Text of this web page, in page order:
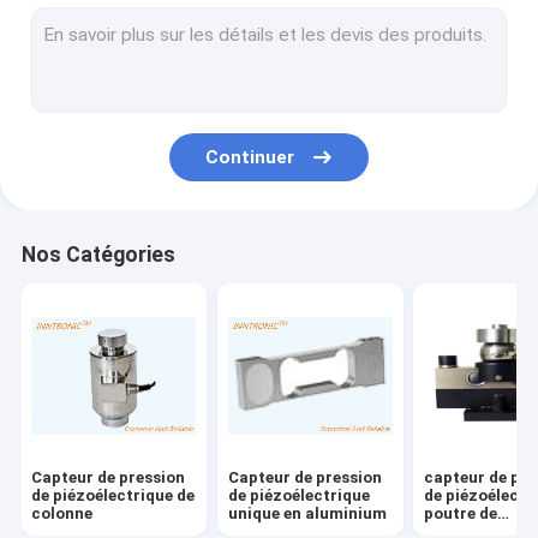
échelle de convoyeur de rouleau
Équipement de chargement statique
Imprimante à jet d'encre de TIJ
Machine de remplissage
Continuer
Nos Catégories
Capteur de pression
de piézoélectrique de
colonne
Capteur de pression
de piézoélectrique
unique en aluminium
capteur de
de
poutre de